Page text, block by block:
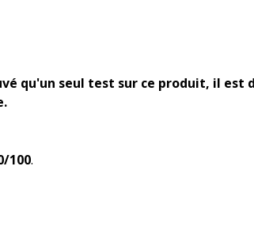
qu'un seul test sur ce produit, il
100.